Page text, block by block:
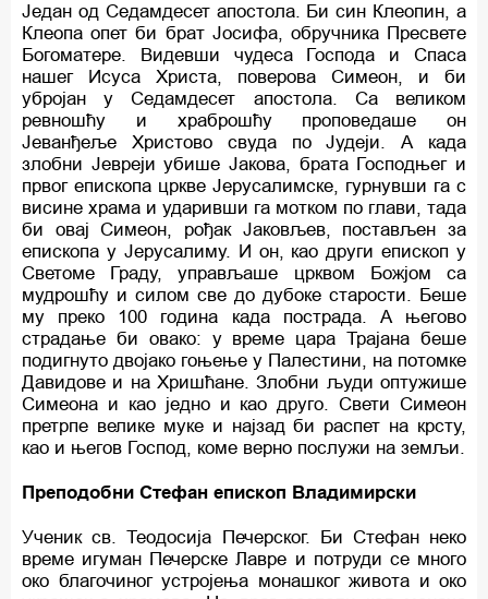
Један од Седамдесет апостола. Би син Клеопин, а
Клеопа опет би брат Јосифа, обручника Пресвете
Богоматере. Видевши чудеса Господа и Спаса
нашег Исуса Христа, поверова Симеон, и би
убројан у Седамдесет апостола. Са великом
ревношћу и храброшћу проповедаше он
Јеванђеље Христово свуда по Јудеји. А када
злобни Јевреји убише Јакова, брата Господњег и
првог епископа цркве Јерусалимске, гурнувши га с
висине храма и ударивши га мотком по глави, тада
би овај Симеон, рођак Јаковљев, постављен за
епископа у Јерусалиму. И он, као други епископ у
Светоме Граду, управљаше црквом Божјом са
мудрошћу и силом све до дубоке старости. Беше
му преко 100 година када пострада. А његово
страдање би овако: у време цара Трајана беше
подигнуто двојако гоњење у Палестини, на потомке
Давидове и на Хришћане. Злобни људи оптужише
Симеона и као једно и као друго. Свети Симеон
претрпе велике муке и најзад би распет на крсту,
као и његов Господ, коме верно послужи на земљи.
Преподобни Стефан епископ Владимирски
Ученик св. Теодосија Печерског. Би Стефан неко
време игуман Печерске Лавре и потруди се много
око благочиног устројења монашког живота и око